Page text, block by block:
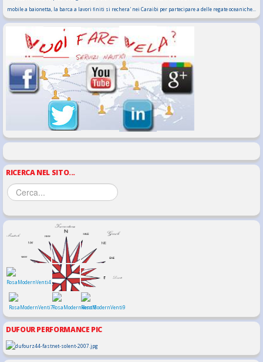
mobile a baionetta, la barca a lavori finiti si rechera' nei Caraibi per partecipare a delle regate oceaniche...
RICERCA NEL SITO...
DUFOUR PERFORMANCE PIC